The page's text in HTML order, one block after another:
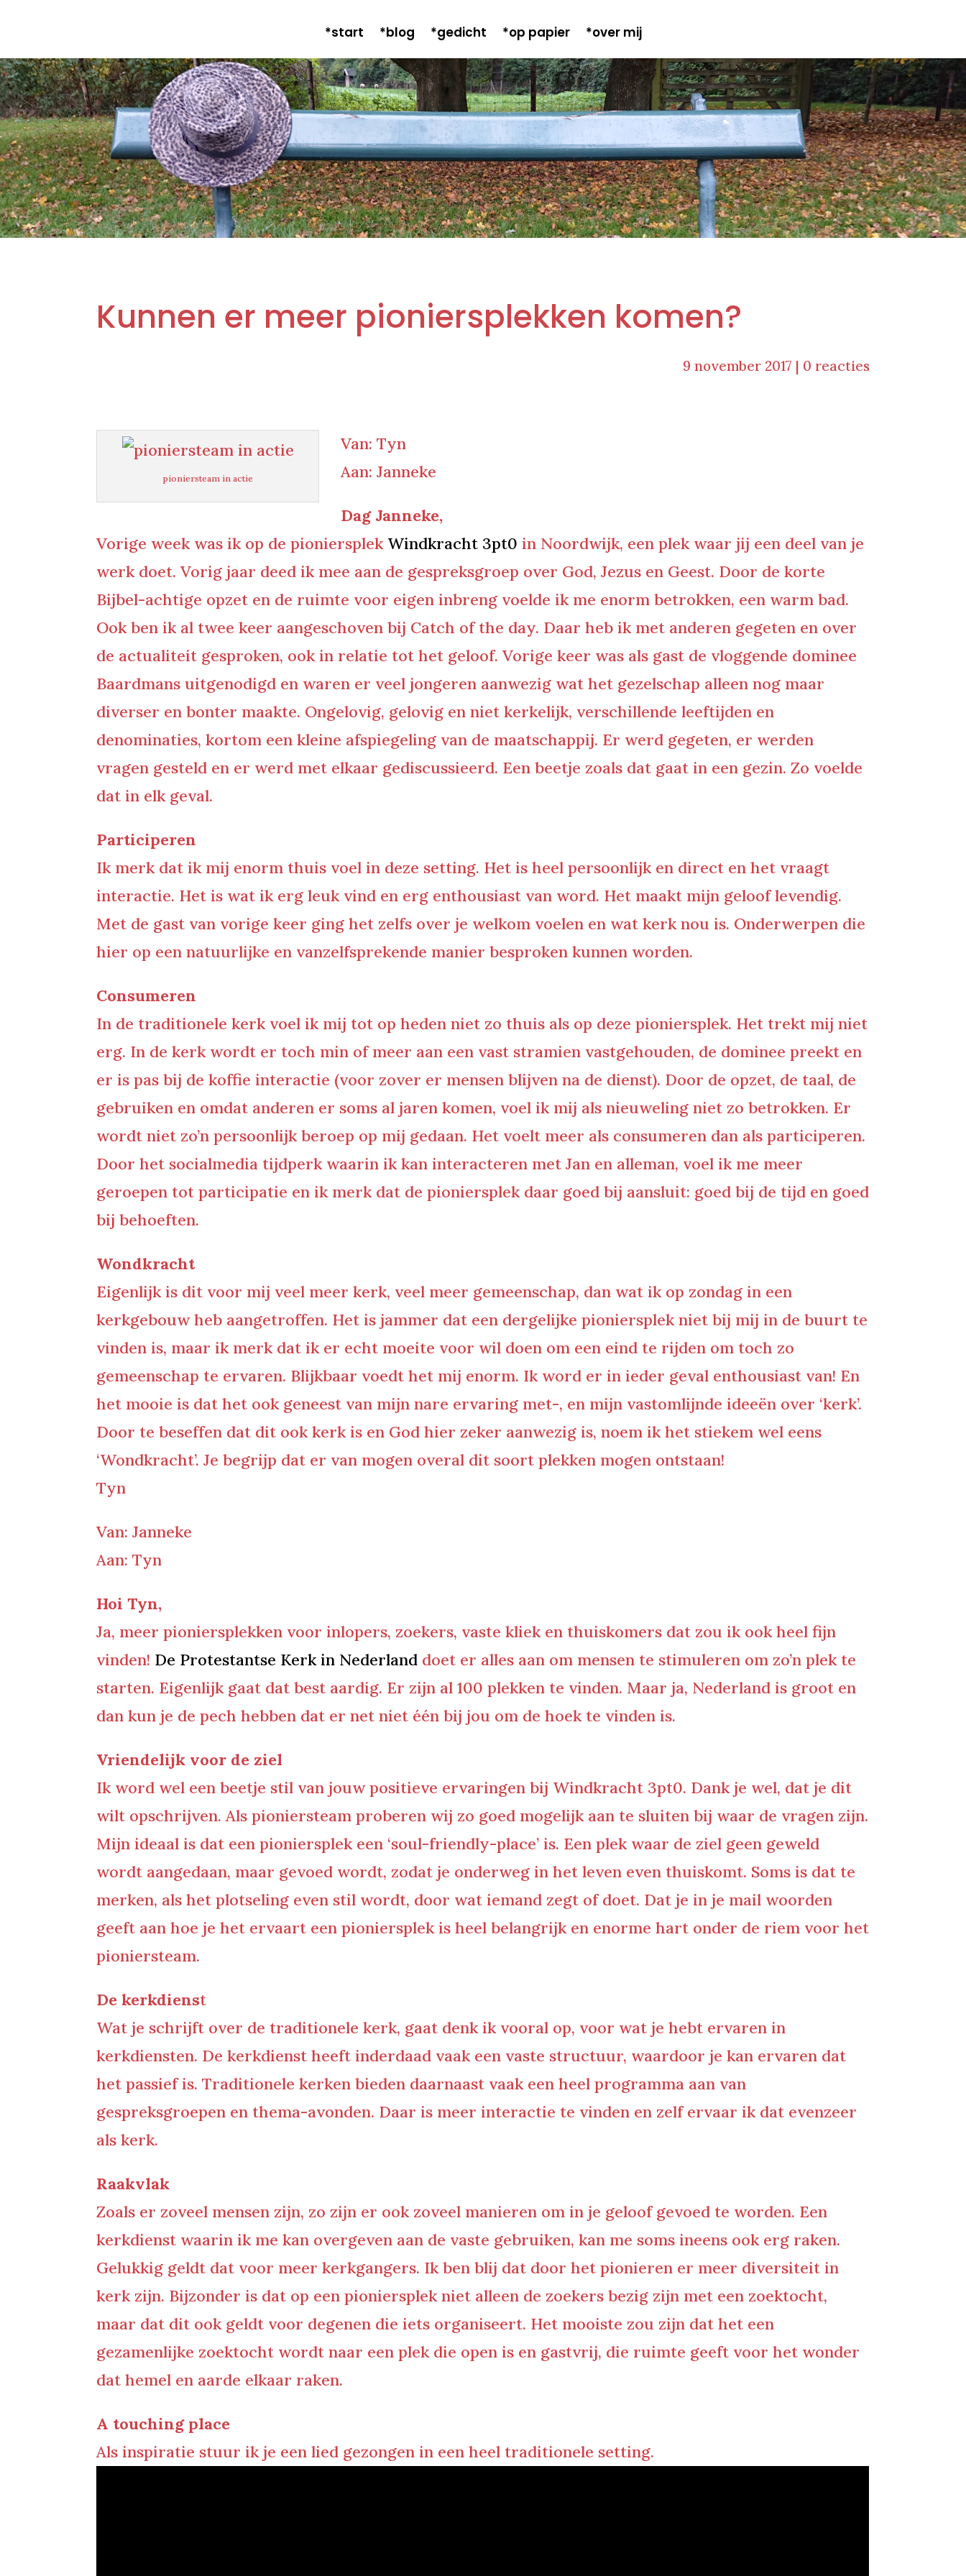
*start *blog *gedicht *op papier *over mij
Kunnen er meer pioniersplekken komen?
9 november 2017 | 0 reacties
pioniersteam in actie
Van: Tyn
Aan: Janneke
Dag Janneke,
Vorige week was ik op de pioniersplek Windkracht 3pt0in Noordwijk, een plek waar jij een deel van je
werk doet. Vorig jaar deed ik mee aan de gespreksgroep over God, Jezus en Geest. Door de korte
Bijbel-achtige opzet en de ruimte voor eigen inbreng voelde ik me enorm betrokken, een warm bad.
Ook ben ik al twee keer aangeschoven bij Catch of the day. Daar heb ik met anderen gegeten en over
de actualiteit gesproken, ook in relatie tot het geloof. Vorige keer was als gast de vloggende dominee
Baardmans uitgenodigd en waren er veel jongeren aanwezig wat het gezelschap alleen nog maar
diverser en bonter maakte. Ongelovig, gelovig en niet kerkelijk, verschillende leeftijden en
denominaties, kortom een kleine afspiegeling van de maatschappij. Er werd gegeten, er werden
vragen gesteld en er werd met elkaar gediscussieerd. Een beetje zoals dat gaat in een gezin. Zo voelde
dat in elk geval.
Participeren
Ik merk dat ik mij enorm thuis voel in deze setting. Het is heel persoonlijk en direct en het vraagt
interactie. Het is wat ik erg leuk vind en erg enthousiast van word. Het maakt mijn geloof levendig.
Met de gast van vorige keer ging het zelfs over je welkom voelen en wat kerk nou is. Onderwerpen die
hier op een natuurlijke en vanzelfsprekende manier besproken kunnen worden.
Consumeren
In de traditionele kerk voel ik mij tot op heden niet zo thuis als op deze pioniersplek. Het trekt mij niet
erg. In de kerk wordt er toch min of meer aan een vast stramien vastgehouden, de dominee preekt en
er is pas bij de koffie interactie (voor zover er mensen blijven na de dienst). Door de opzet, de taal, de
gebruiken en omdat anderen er soms al jaren komen, voel ik mij als nieuweling niet zo betrokken. Er
wordt niet zo’n persoonlijk beroep op mij gedaan. Het voelt meer als consumeren dan als participeren.
Door het socialmedia tijdperk waarin ik kan interacteren met Jan en alleman, voel ik me meer
geroepen tot participatie en ik merk dat de pioniersplek daar goed bij aansluit: goed bij de tijd en goed
bij behoeften.
Wondkracht
Eigenlijk is dit voor mij veel meer kerk, veel meer gemeenschap, dan wat ik op zondag in een
kerkgebouw heb aangetroffen. Het is jammer dat een dergelijke pioniersplek niet bij mij in de buurt te
vinden is, maar ik merk dat ik er echt moeite voor wil doen om een eind te rijden om toch zo
gemeenschap te ervaren. Blijkbaar voedt het mij enorm. Ik word er in ieder geval enthousiast van! En
het mooie is dat het ook geneest van mijn nare ervaring met-, en mijn vastomlijnde ideeën over ‘kerk’.
Door te beseffen dat dit ook kerk is en God hier zeker aanwezig is, noem ik het stiekem wel eens
‘Wondkracht’. Je begrijp dat er van mogen overal dit soort plekken mogen ontstaan!
Tyn
Van: Janneke
Aan: Tyn
Hoi Tyn,
Ja, meer pioniersplekken voor inlopers, zoekers, vaste kliek en thuiskomers dat zou ik ook heel fijn
vinden! De Protestantse Kerk in Nederland doet er alles aan om mensen te stimuleren om zo’n plek te
starten. Eigenlijk gaat dat best aardig. Er zijn al 100 plekken te vinden. Maar ja, Nederland is groot en
dan kun je de pech hebben dat er net niet één bij jou om de hoek te vinden is.
Vriendelijk voor de ziel
Ik word wel een beetje stil van jouw positieve ervaringen bij Windkracht 3pt0. Dank je wel, dat je dit
wilt opschrijven. Als pioniersteam proberen wij zo goed mogelijk aan te sluiten bij waar de vragen zijn.
Mijn ideaal is dat een pioniersplek een ‘soul-friendly-place’ is. Een plek waar de ziel geen geweld
wordt aangedaan, maar gevoed wordt, zodat je onderweg in het leven even thuiskomt. Soms is dat te
merken, als het plotseling even stil wordt, door wat iemand zegt of doet. Dat je in je mail woorden
geeft aan hoe je het ervaart een pioniersplek is heel belangrijk en enorme hart onder de riem voor het
pioniersteam.
De kerkdienst
Wat je schrijft over de traditionele kerk, gaat denk ik vooral op, voor wat je hebt ervaren in
kerkdiensten. De kerkdienst heeft inderdaad vaak een vaste structuur, waardoor je kan ervaren dat
het passief is. Traditionele kerken bieden daarnaast vaak een heel programma aan van
gespreksgroepen en thema-avonden. Daar is meer interactie te vinden en zelf ervaar ik dat evenzeer
als kerk.
Raakvlak
Zoals er zoveel mensen zijn, zo zijn er ook zoveel manieren om in je geloof gevoed te worden. Een
kerkdienst waarin ik me kan overgeven aan de vaste gebruiken, kan me soms ineens ook erg raken.
Gelukkig geldt dat voor meer kerkgangers. Ik ben blij dat door het pionieren er meer diversiteit in
kerk zijn. Bijzonder is dat op een pioniersplek niet alleen de zoekers bezig zijn met een zoektocht,
maar dat dit ook geldt voor degenen die iets organiseert. Het mooiste zou zijn dat het een
gezamenlijke zoektocht wordt naar een plek die open is en gastvrij, die ruimte geeft voor het wonder
dat hemel en aarde elkaar raken.
A touching place
Als inspiratie stuur ik je een lied gezongen in een heel traditionele setting.